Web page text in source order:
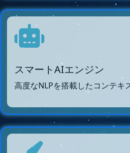
スマートAIエンジン
高度なNLPを搭載したコンテキ